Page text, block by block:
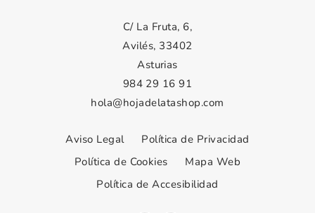
C/ La Fruta, 6,
Avilés, 33402
Asturias
984 29 16 91
hola@hojadelatashop.com
Aviso Legal
Política de Privacidad
Política de Cookies
Mapa Web
Política de Accesibilidad